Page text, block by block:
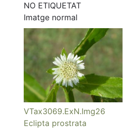
NO ETIQUETAT
Imatge normal
VTax3069.ExN.Img26
Eclipta prostrata